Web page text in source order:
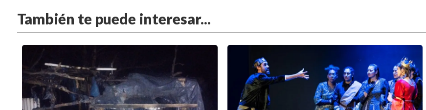
También te puede interesar...